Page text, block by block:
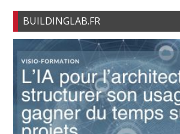
BUILDINGLAB.FR